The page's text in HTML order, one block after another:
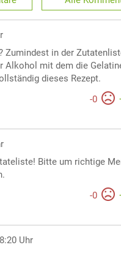
Zumindest in der
Alkohol mit dem die
dieses Rezept.
-0
Bitte um richtige
-0
Uhr